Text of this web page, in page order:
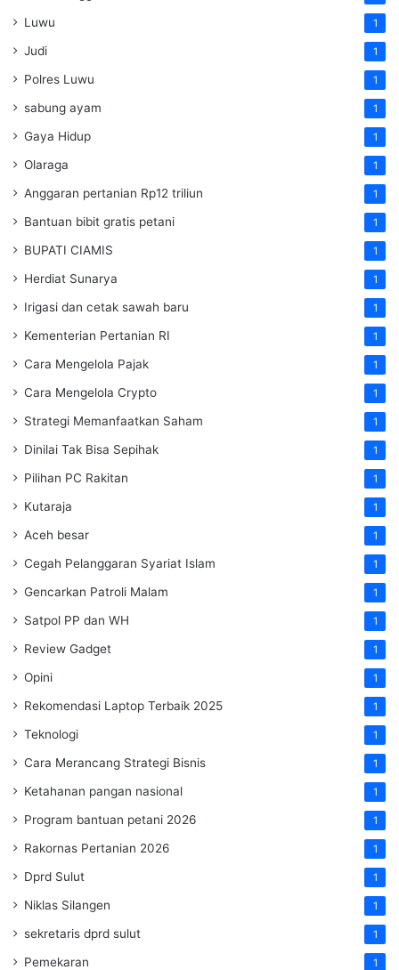
Luwu 1
Judi 1
Polres Luwu 1
sabung ayam 1
Gaya Hidup 1
Olaraga 1
Anggaran pertanian Rp12 triliun 1
Bantuan bibit gratis petani 1
BUPATI CIAMIS 1
Herdiat Sunarya 1
Irigasi dan cetak sawah baru 1
Kementerian Pertanian RI 1
Cara Mengelola Pajak 1
Cara Mengelola Crypto 1
Strategi Memanfaatkan Saham 1
Dinilai Tak Bisa Sepihak 1
Pilihan PC Rakitan 1
Kutaraja 1
Aceh besar 1
Cegah Pelanggaran Syariat Islam 1
Gencarkan Patroli Malam 1
Satpol PP dan WH 1
Review Gadget 1
Opini 1
Rekomendasi Laptop Terbaik 2025 1
Teknologi 1
Cara Merancang Strategi Bisnis 1
Ketahanan pangan nasional 1
Program bantuan petani 2026 1
Rakornas Pertanian 2026 1
Dprd Sulut 1
Niklas Silangen 1
sekretaris dprd sulut 1
Pemekaran 1